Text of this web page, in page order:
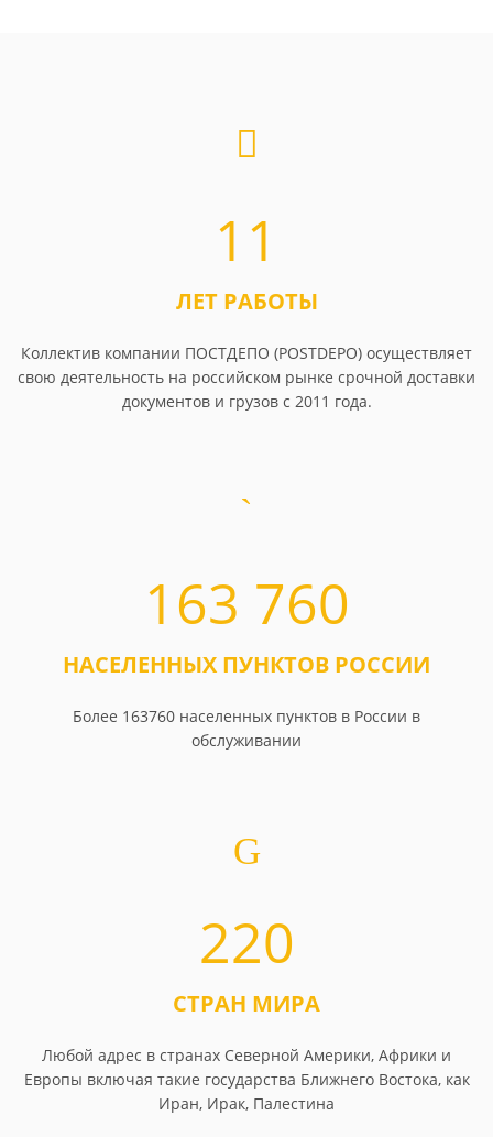
11
ЛЕТ РАБОТЫ
Коллектив компании ПОСТДЕПО (POSTDEPO) осуществляет
свою деятельность на российском рынке срочной доставки
документов и грузов с 2011 года.
163 760
НАСЕЛЕННЫХ ПУНКТОВ РОССИИ
Более 163760 населенных пунктов в России в
обслуживании
220
СТРАН МИРА
Любой адрес в странах Северной Америки, Африки и
Европы включая такие государства Ближнего Востока, как
Иран, Ирак, Палестина